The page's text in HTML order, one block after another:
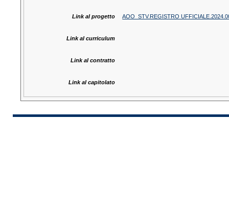
Link al progetto AOO_STV.REGISTRO
Link al curriculum
Link al contratto
Link al capitolato